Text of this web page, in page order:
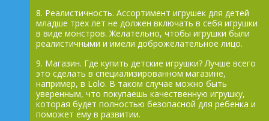
8. Реалистичность. Ассортимент игрушек для детей
младше трех лет не должен включать в себя игрушки
в виде монстров. Желательно, чтобы игрушки были
реалистичными и имели доброжелательное лицо.
9. Магазин. Где купить детские игрушки? Лучше всего
это сделать в специализированном магазине,
например, в Lolo. В таком случае можно быть
уверенным, что покупаешь качественную игрушку,
которая будет полностью безопасной для ребенка и
поможет ему в развитии.